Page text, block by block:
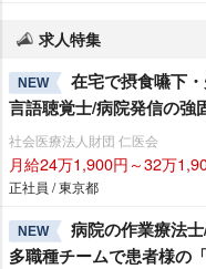
求人特集
NEW
在宅で摂食嚥下
言語聴覚士/病院発信の強
社会医療法人財団 仁医会
月給24万1,900円～32万
正社員 / 東京都
NEW
病院の作業療法
多職種チームで患者様の